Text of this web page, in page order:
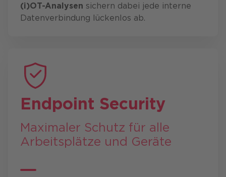
(i)OT-Analysen sichern dabei jede interne
Datenverbindung lückenlos ab.
Endpoint Security
Maximaler Schutz für alle
Arbeitsplätze und Geräte